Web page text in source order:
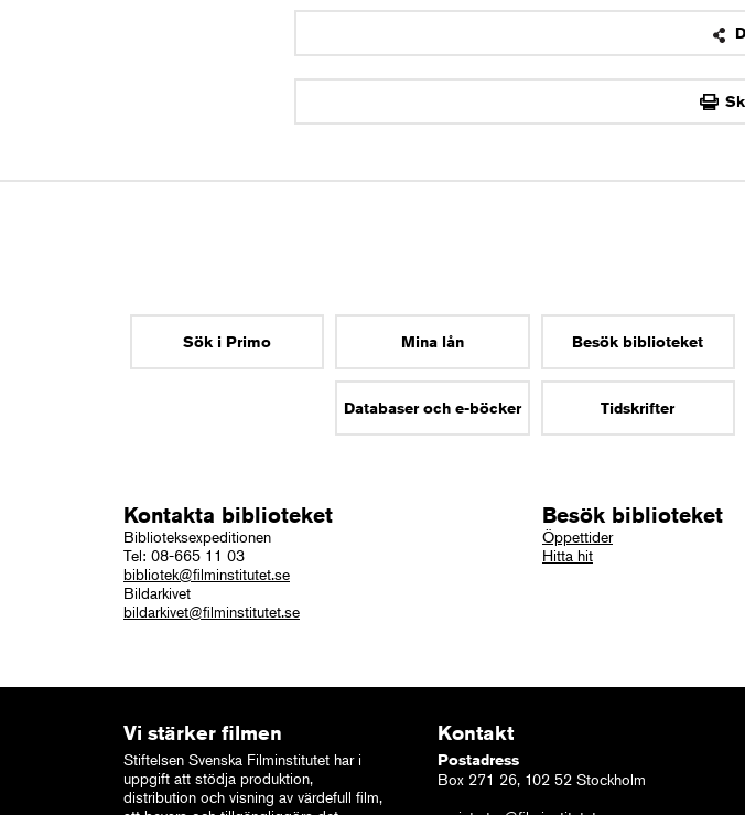
Sök i Primo Mina lån Besök biblioteket
Databaser och e-böcker Tidskrifter
Kontakta biblioteket
Biblioteksexpeditionen
Tel: 08-665 11 03
bibliotek@filminstitutet.se
Bildarkivet
bildarkivet@filminstitutet.se
Besök biblioteket
Öppettider
Hitta hit
Vi stärker filmen
Stiftelsen Svenska Filminstitutet har i
uppgift att stödja produktion,
distribution och visning av värdefull film,
Kontakt
Postadress
Box 271 26, 102 52 Stockholm